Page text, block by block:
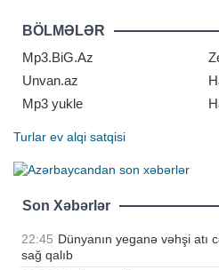
fotonu təqdim edirik:
BÖLMƏLƏR
Mp3.BiG.Az
Unvan.az
Mp3 yukle
Turlar ev alqi satqisi
Son Xəbərlər
22:45 Dünyanın yeganə vəhşi atı
sağ qalıb